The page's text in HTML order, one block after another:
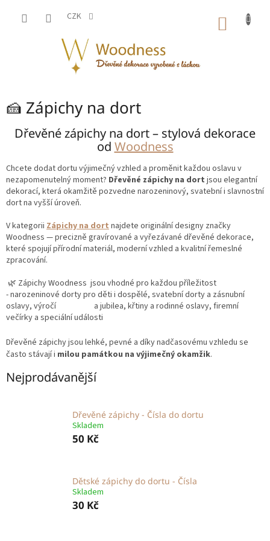
CZK
🍰 Zápichy na dort
Dřevěné zápichy na dort – stylová dekorace
od Woodness
Chcete dodat dortu výjimečný vzhled a proměnit každou oslavu v
nezapomenutelný moment? Dřevěné zápichy na dort jsou elegantní
dekorací, která okamžitě pozvedne narozeninový, svatební i slavnostní
dort na vyšší úroveň.
V kategorii Zápichy na dortnajdete originální designy značky
Woodness — precizně gravírované a vyřezávané dřevěné dekorace,
které spojují přírodní materiál, moderní vzhled a kvalitní řemeslné
zpracování.
🌿 Zápichy Woodness jsou vhodné pro každou příležitost
-narozeninové dorty pro děti i dospělé, svatební dorty a zásnubní
oslavy, výročí a jubilea, křtiny a rodinné oslavy, firemní
večírky a speciální události
Dřevěné zápichy jsou lehké, pevné a díky nadčasovému vzhledu se
často stávají i milou památkou na výjimečný okamžik.
Nejprodávanější
Dřevěné zápichy - Čísla do dortu
Skladem
50 Kč
Dětské zápichy do dortu - Čísla
Skladem
30 Kč